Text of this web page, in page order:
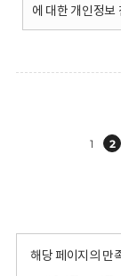
에 대한 개인정보
1 2
해당 페이지의 만